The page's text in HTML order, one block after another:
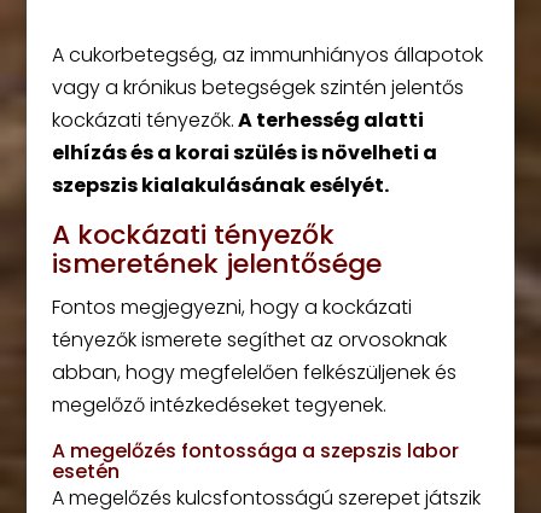
A cukorbetegség, az immunhiányos állapotok
vagy a krónikus betegségek szintén jelentős
kockázati tényezők.A terhesség alatti
elhízás és a korai szülés is növelheti a
szepszis kialakulásának esélyét.
A kockázati tényezők
ismeretének jelentősége
Fontos megjegyezni, hogy a kockázati
tényezők ismerete segíthet az orvosoknak
abban, hogy megfelelően felkészüljenek és
megelőző intézkedéseket tegyenek.
A megelőzés fontossága a szepszis labor
esetén
A megelőzés kulcsfontosságú szerepet játszik